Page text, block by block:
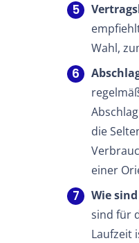
Wahl,
die
einer
Wie
sind für
Laufzeit